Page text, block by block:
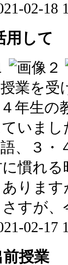
02-18
用して
業を受
年生の
いまし
、３・
慣れ
りま
すが
02-17
授業